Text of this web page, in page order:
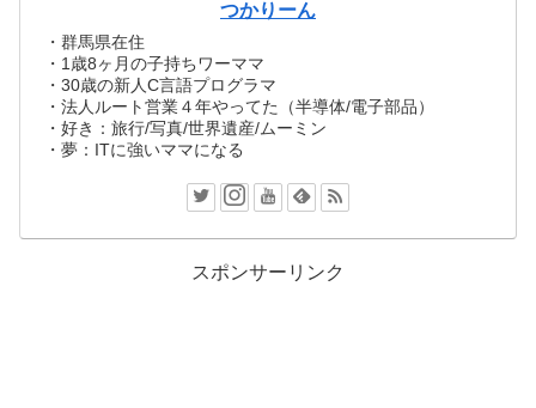
つかりーん
・群馬県在住
・1歳8ヶ月の子持ちワーママ
・30歳の新人C言語プログラマ
・法人ルート営業４年やってた（半導体/電子部品）
・好き：旅行/写真/世界遺産/ムーミン
・夢：ITに強いママになる
スポンサーリンク